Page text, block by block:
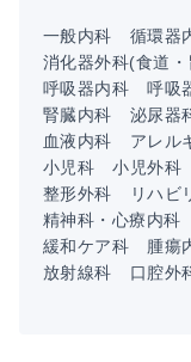
一般内科 循環器
消化器外科(食道
呼吸器内科
呼吸
腎臓内科
泌尿器
血液内科
アレル
小児科
小児外科
整形外科
リハビ
精神科・心療内科
緩和ケア科
腫瘍
放射線科
口腔外